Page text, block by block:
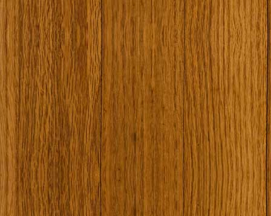
Наши туристически обекти Някой ден… Открит музей
Фото галерия